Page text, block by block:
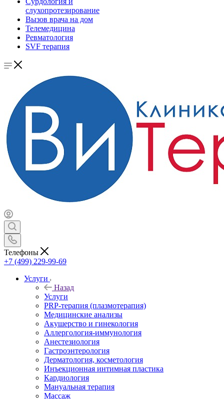
слухопротезирование
Вызов врача на дом
Телемедицина
Ревматология
SVF терапия
Телефоны
+7 (499) 229-99-69
Услуги
Назад
Услуги
PRP-терапия (плазмотерапия)
Медицинские анализы
Акушерство и гинекология
Аллергология-иммунология
Анестезиология
Гастроэнтерология
Дерматология, косметология
Инъекционная интимная пластика
Кардиология
Мануальная терапия
Массаж